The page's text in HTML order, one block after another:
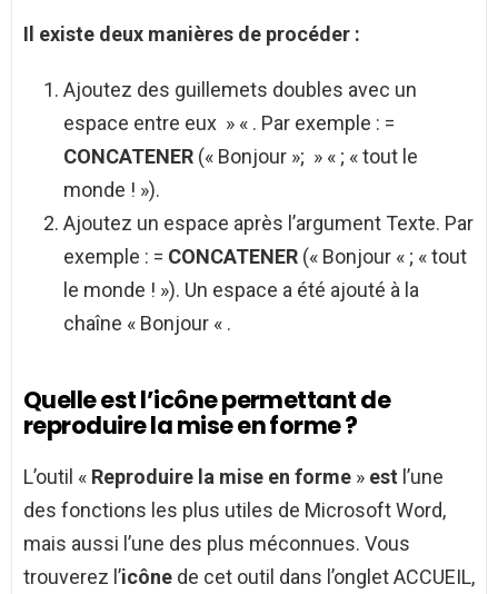
Il existe deux manières de procéder :
Ajoutez des guillemets doubles avec un
espace entre eux » « . Par exemple : =
CONCATENER (« Bonjour »; » « ; « tout le
monde ! »).
Ajoutez un espace après l’argument Texte. Par
exemple : = CONCATENER (« Bonjour « ; « tout
le monde ! »). Un espace a été ajouté à la
chaîne « Bonjour « .
Quelle est l’icône permettant de
reproduire la mise en forme ?
L’outil « Reproduire la mise en forme » est l’une
des fonctions les plus utiles de Microsoft Word,
mais aussi l’une des plus méconnues. Vous
trouverez l’icône de cet outil dans l’onglet ACCUEIL,